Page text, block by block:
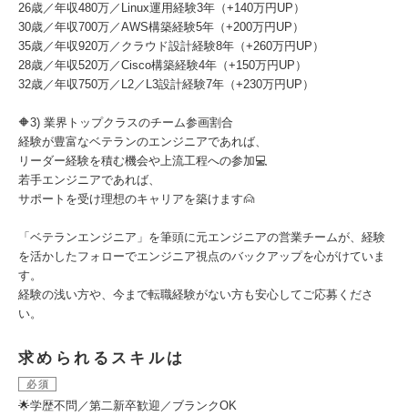
26歳／年収480万／Linux運用経験3年（+140万円UP）
30歳／年収700万／AWS構築経験5年（+200万円UP）
35歳／年収920万／クラウド設計経験8年（+260万円UP）
28歳／年収520万／Cisco構築経験4年（+150万円UP）
32歳／年収750万／L2／L3設計経験7年（+230万円UP）
🔶3) 業界トップクラスのチーム参画割合
経験が豊富なベテランのエンジニアであれば、
リーダー経験を積む機会や上流工程への参加💻
若手エンジニアであれば、
サポートを受け理想のキャリアを築けます🙍
「ベテランエンジニア」を筆頭に元エンジニアの営業チームが、経験
を活かしたフォローでエンジニア視点のバックアップを心がけていま
す。
経験の浅い方や、今まで転職経験がない方も安心してご応募くださ
い。
求められるスキルは
必須
🌟学歴不問／第二新卒歓迎／ブランクOK